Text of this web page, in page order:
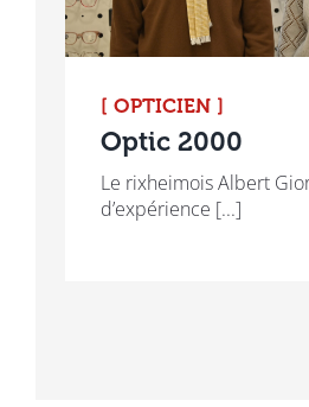
[ OPTICIEN ]
Optic 2000
Le rixheimois Albert
d’expérience [...]